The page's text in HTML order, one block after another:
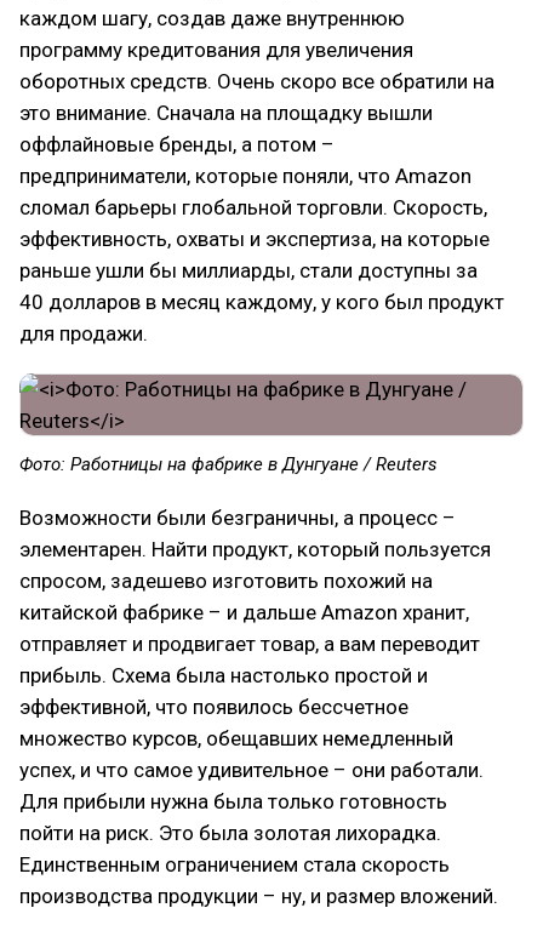
каждом шагу, создав даже внутреннюю
программу кредитования для увеличения
оборотных средств. Очень скоро все обратили на
это внимание. Сначала на площадку вышли
оффлайновые бренды, а потом –
предприниматели, которые поняли, что Amazon
сломал барьеры глобальной торговли. Скорость,
эффективность, охваты и экспертиза, на которые
раньше ушли бы миллиарды, стали доступны за
40 долларов в месяц каждому, у кого был продукт
для продажи.
Фото: Работницы на фабрике в Дунгуане / Reuters
Возможности были безграничны, а процесс –
элементарен. Найти продукт, который пользуется
спросом, задешево изготовить похожий на
китайской фабрике – и дальше Amazon хранит,
отправляет и продвигает товар, а вам переводит
прибыль. Схема была настолько простой и
эффективной, что появилось бессчетное
множество курсов, обещавших немедленный
успех, и что самое удивительное – они работали.
Для прибыли нужна была только готовность
пойти на риск. Это была золотая лихорадка.
Единственным ограничением стала скорость
производства продукции – ну, и размер вложений.